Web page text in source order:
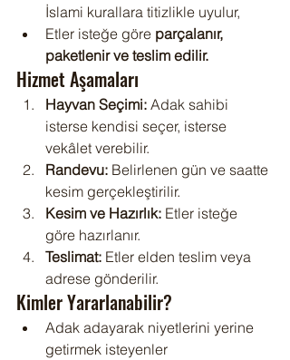
İslami kurallara titizlikle uyulur,
Etler isteğe göre parçalanır,
paketlenir ve teslim edilir.
Hizmet Aşamaları
Hayvan Seçimi: Adak sahibi
isterse kendisi seçer, isterse
vekâlet verebilir.
Randevu: Belirlenen gün ve saatte
kesim gerçekleştirilir.
Kesim ve Hazırlık: Etler isteğe
göre hazırlanır.
Teslimat: Etler elden teslim veya
adrese gönderilir.
Kimler Yararlanabilir?
Adak adayarak niyetlerini yerine
getirmek isteyenler